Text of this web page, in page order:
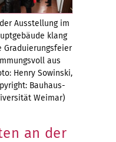
Ausstellung im
klang
Graduierungsfeier
aus
Henry Sowinski,
Bauhaus-
Weimar)
an der